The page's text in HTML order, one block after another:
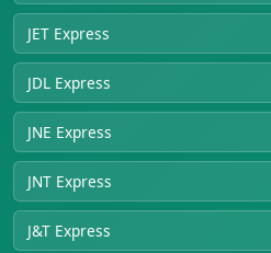
JET Express
JDL Express
JNE Express
JNT Express
J&T Express